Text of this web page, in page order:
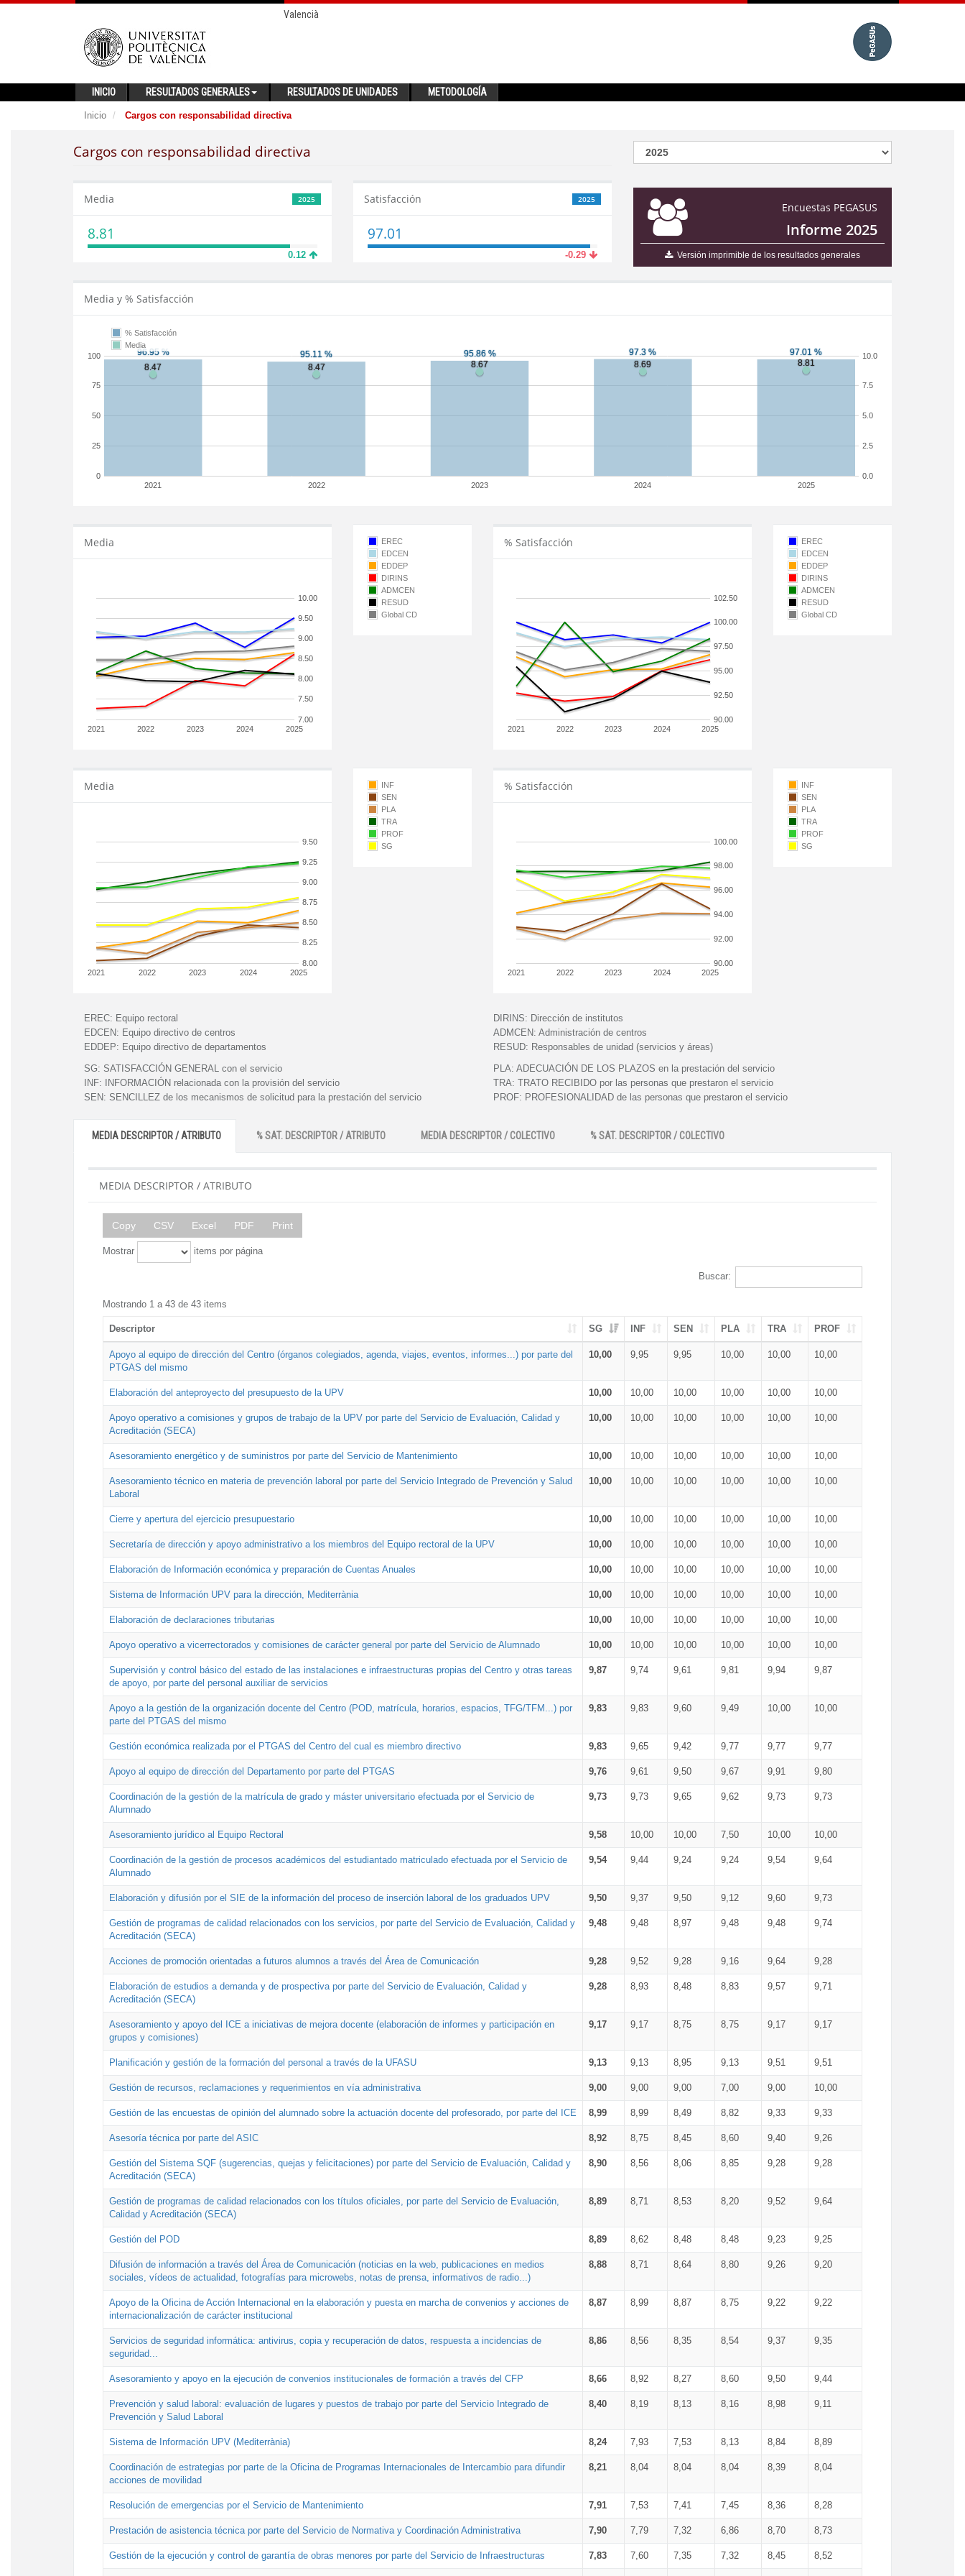
Valencià
INICIO RESULTADOS GENERALES RESULTADOS DE UNIDADES METODOLOGÍA
Inicio Cargos con responsabilidad directiva
Cargos con responsabilidad directiva
Encuestas PEGASUS
Informe 2025
Versión imprimible de los resultados generales
2025
Media
8.81
0.12
2025
Satisfacción
97.01
-0.29
Media y % Satisfacción
2021 2022 2023 2024 2025
0
25
50
75
100
0.0
2.5
5.0
7.5
10.0
% Satisfacción
Media
Media
2021 2022 2023 2024 2025
7.00
7.50
8.00
8.50
9.00
9.50
10.00
EREC
EDCEN
EDDEP
DIRINS
ADMCEN
RESUD
Global CD
% Satisfacción
2021 2022 2023 2024 2025
90.00
92.50
95.00
97.50
100.00
102.50
EREC
EDCEN
EDDEP
DIRINS
ADMCEN
RESUD
Global CD
Media
2021 2022 2023 2024 2025
8.00
8.25
8.50
8.75
9.00
9.25
9.50
INF
SEN
PLA
TRA
PROF
SG
% Satisfacción
2021 2022 2023 2024 2025
90.00
92.00
94.00
96.00
98.00
100.00
INF
SEN
PLA
TRA
PROF
SG
EREC: Equipo rectoral
EDCEN: Equipo directivo de centros
EDDEP: Equipo directivo de departamentos
DIRINS: Dirección de institutos
ADMCEN: Administración de centros
RESUD: Responsables de unidad (servicios y áreas)
SG: SATISFACCIÓN GENERAL con el servicio
INF:
INFORMACIÓN relacionada con la provisión del servicio
SEN: SENCILLEZ de los mecanismos de solicitud para la prestación del servicio
PLA: ADECUACIÓN DE LOS PLAZOS en la prestación del servicio
TRA: TRATO RECIBIDO por las personas que prestaron el servicio
PROF: PROFESIONALIDAD de las personas que prestaron el servicio
MEDIA DESCRIPTOR / ATRIBUTO % SAT. DESCRIPTOR / ATRIBUTO MEDIA DESCRIPTOR / COLECTIVO % SAT. DESCRIPTOR / COLECTIVO
MEDIA DESCRIPTOR / ATRIBUTO
Copy CSV Excel PDF Print
Mostrar items por página
Buscar:
Mostrando 1 a 43 de 43 items
Descriptor SG INF SEN PLA TRA PROF
Apoyo al equipo de dirección del Centro (órganos colegiados, agenda, viajes, eventos, informes...) por parte del
PTGAS del mismo
10,00 9,95 9,95 10,00 10,00 10,00
Elaboración del anteproyecto del presupuesto de la UPV 10,00 10,00 10,00 10,00 10,00 10,00
Apoyo operativo a comisiones y grupos de trabajo de la UPV por parte del Servicio de Evaluación, Calidad y
Acreditación (SECA)
10,00 10,00 10,00 10,00 10,00 10,00
Asesoramiento energético y de suministros por parte del Servicio de Mantenimiento 10,00 10,00 10,00 10,00 10,00 10,00
Asesoramiento técnico en materia de prevención laboral por parte del Servicio Integrado de Prevención y Salud
Laboral
10,00 10,00 10,00 10,00 10,00 10,00
Cierre y apertura del ejercicio presupuestario 10,00 10,00 10,00 10,00 10,00 10,00
Secretaría de dirección y apoyo administrativo a los miembros del Equipo rectoral de la UPV 10,00 10,00 10,00 10,00 10,00 10,00
Elaboración de Información económica y preparación de Cuentas Anuales 10,00 10,00 10,00 10,00 10,00 10,00
Sistema de Información UPV para la dirección, Mediterrània 10,00 10,00 10,00 10,00 10,00 10,00
Elaboración de declaraciones tributarias 10,00 10,00 10,00 10,00 10,00 10,00
Apoyo operativo a vicerrectorados y comisiones de carácter general por parte del Servicio de Alumnado 10,00 10,00 10,00 10,00 10,00 10,00
Supervisión y control básico del estado de las instalaciones e infraestructuras propias del Centro y otras tareas
de apoyo, por parte del personal auxiliar de servicios
9,87 9,74 9,61 9,81 9,94 9,87
Apoyo a la gestión de la organización docente del Centro (POD, matrícula, horarios, espacios, TFG/TFM...) por
parte del PTGAS del mismo
9,83 9,83 9,60 9,49 10,00 10,00
Gestión económica realizada por el PTGAS del Centro del cual es miembro directivo 9,83 9,65 9,42 9,77 9,77 9,77
Apoyo al equipo de dirección del Departamento por parte del PTGAS 9,76 9,61 9,50 9,67 9,91 9,80
Coordinación de la gestión de la matrícula de grado y máster universitario efectuada por el Servicio de
Alumnado
9,73 9,73 9,65 9,62 9,73 9,73
Asesoramiento jurídico al Equipo Rectoral 9,58 10,00 10,00 7,50 10,00 10,00
Coordinación de la gestión de procesos académicos del estudiantado matriculado efectuada por el Servicio de
Alumnado
9,54 9,44 9,24 9,24 9,54 9,64
Elaboración y difusión por el SIE de la información del proceso de inserción laboral de los graduados UPV 9,50 9,37 9,50 9,12 9,60 9,73
Gestión de programas de calidad relacionados con los servicios, por parte del Servicio de Evaluación, Calidad y
Acreditación (SECA)
9,48 9,48 8,97 9,48 9,48 9,74
Acciones de promoción orientadas a futuros alumnos a través del Área de Comunicación 9,28 9,52 9,28 9,16 9,64 9,28
Elaboración de estudios a demanda y de prospectiva por parte del Servicio de Evaluación, Calidad y
Acreditación (SECA)
9,28 8,93 8,48 8,83 9,57 9,71
Asesoramiento y apoyo del ICE a iniciativas de mejora docente (elaboración de informes y participación en
grupos y comisiones)
9,17 9,17 8,75 8,75 9,17 9,17
Planificación y gestión de la formación del personal a través de la UFASU 9,13 9,13 8,95 9,13 9,51 9,51
Gestión de recursos, reclamaciones y requerimientos en vía administrativa 9,00 9,00 9,00 7,00 9,00 10,00
Gestión de las encuestas de opinión del alumnado sobre la actuación docente del profesorado, por parte del ICE 8,99 8,99 8,49 8,82 9,33 9,33
Asesoría técnica por parte del ASIC 8,92 8,75 8,45 8,60 9,40 9,26
Gestión del Sistema SQF (sugerencias, quejas y felicitaciones) por parte del Servicio de Evaluación, Calidad y
Acreditación (SECA)
8,90 8,56 8,06 8,85 9,28 9,28
Gestión de programas de calidad relacionados con los títulos oficiales, por parte del Servicio de Evaluación,
Calidad y Acreditación (SECA)
8,89 8,71 8,53 8,20 9,52 9,64
Gestión del POD 8,89 8,62 8,48 8,48 9,23 9,25
Difusión de información a través del Área de Comunicación (noticias en la web, publicaciones en medios
sociales, vídeos de actualidad, fotografías para microwebs, notas de prensa, informativos de radio...)
8,88 8,71 8,64 8,80 9,26 9,20
Apoyo de la Oficina de Acción Internacional en la elaboración y puesta en marcha de convenios y acciones de
internacionalización de carácter institucional
8,87 8,99 8,87 8,75 9,22 9,22
Servicios de seguridad informática: antivirus, copia y recuperación de datos, respuesta a incidencias de
seguridad...
8,86 8,56 8,35 8,54 9,37 9,35
Asesoramiento y apoyo en la ejecución de convenios institucionales de formación a través del CFP 8,66 8,92 8,27 8,60 9,50 9,44
Prevención y salud laboral: evaluación de lugares y puestos de trabajo por parte del Servicio Integrado de
Prevención y Salud Laboral
8,40 8,19 8,13 8,16 8,98 9,11
Sistema de Información UPV (Mediterrània) 8,24 7,93 7,53 8,13 8,84 8,89
Coordinación de estrategias por parte de la Oficina de Programas Internacionales de Intercambio para difundir
acciones de movilidad
8,21 8,04 8,04 8,04 8,39 8,04
Resolución de emergencias por el Servicio de Mantenimiento 7,91 7,53 7,41 7,45 8,36 8,28
Prestación de asistencia técnica por parte del Servicio de Normativa y Coordinación Administrativa 7,90 7,79 7,32 6,86 8,70 8,73
Gestión de la ejecución y control de garantía de obras menores por parte del Servicio de Infraestructuras 7,83 7,60 7,35 7,32 8,45 8,52